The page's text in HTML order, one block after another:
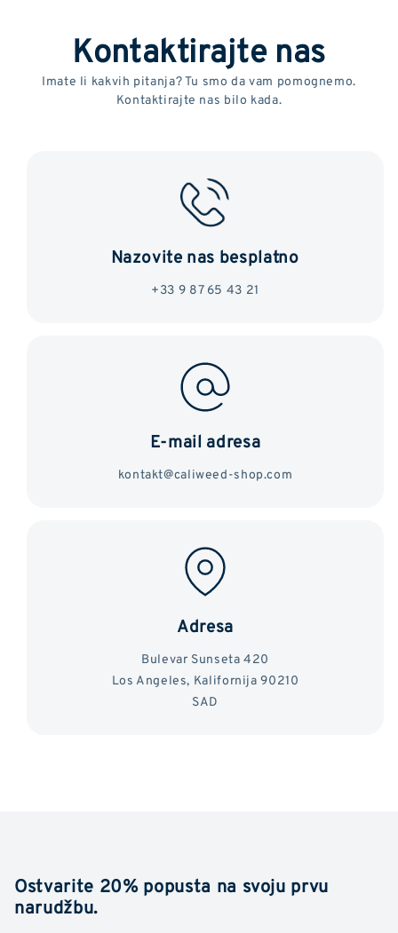
Kontaktirajte nas
Imate li kakvih pitanja? Tu smo da vam pomognemo.
Kontaktirajte nas bilo kada.
Nazovite nas besplatno
+33 9 87 65 43 21
E-mail adresa
kontakt@caliweed-shop.com
Adresa
Bulevar Sunseta 420
Los Angeles, Kalifornija 90210
SAD
Ostvarite 20% popusta na svoju prvu
narudžbu.